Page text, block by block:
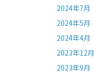
2024年7月
2024年5月
2024年4月
2023年12月
2023年9月